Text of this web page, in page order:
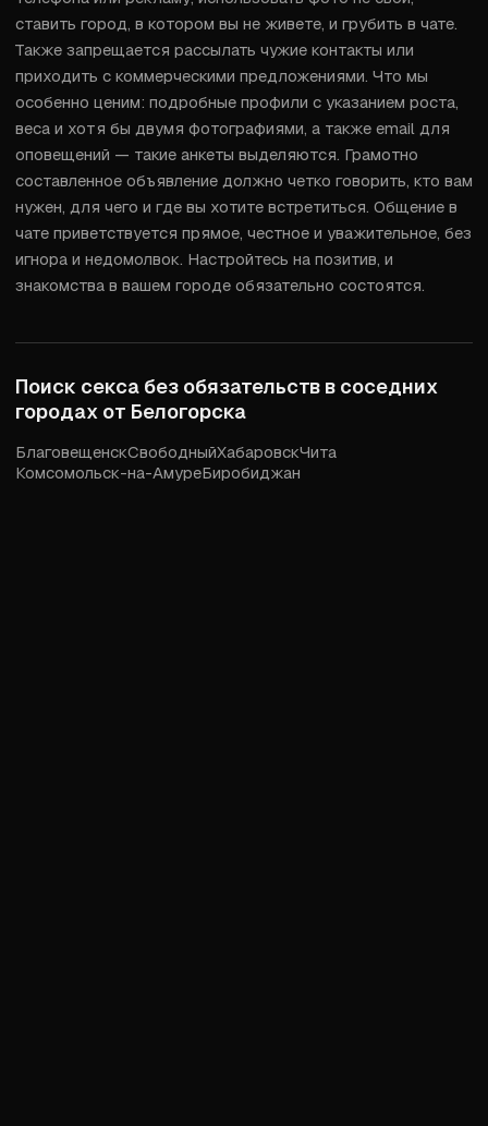
ставить город, в котором вы не живете, и грубить в чате.
Также запрещается рассылать чужие контакты или
приходить с коммерческими предложениями. Что мы
особенно ценим: подробные профили с указанием роста,
веса и хотя бы двумя фотографиями, а также email для
оповещений — такие анкеты выделяются. Грамотно
составленное объявление должно четко говорить, кто вам
нужен, для чего и где вы хотите встретиться. Общение в
чате приветствуется прямое, честное и уважительное, без
игнора и недомолвок. Настройтесь на позитив, и
знакомства в вашем городе обязательно состоятся.
Поиск секса без обязательств в соседних
городах от Белогорска
БлаговещенскСвободныйХабаровскЧита
Комсомольск-на-АмуреБиробиджан